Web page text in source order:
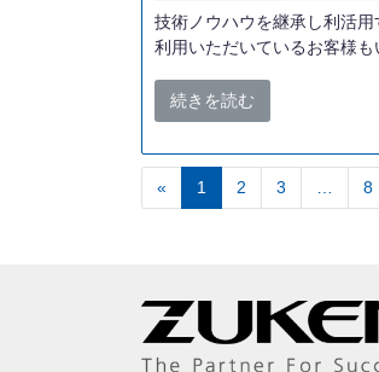
技術ノウハウを継承し利活
利用いただいているお客様
続きを読む
« 前へ1 2 3 8